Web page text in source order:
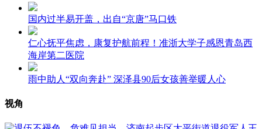
国内过半易开盖，出自“京唐”马口铁
仁心抚平焦虑，康复护航前程！准浙大学子感恩青岛西
海岸第二医院
雨中助人“双向奔赴” 深泽县90后女孩善举暖人心
视角